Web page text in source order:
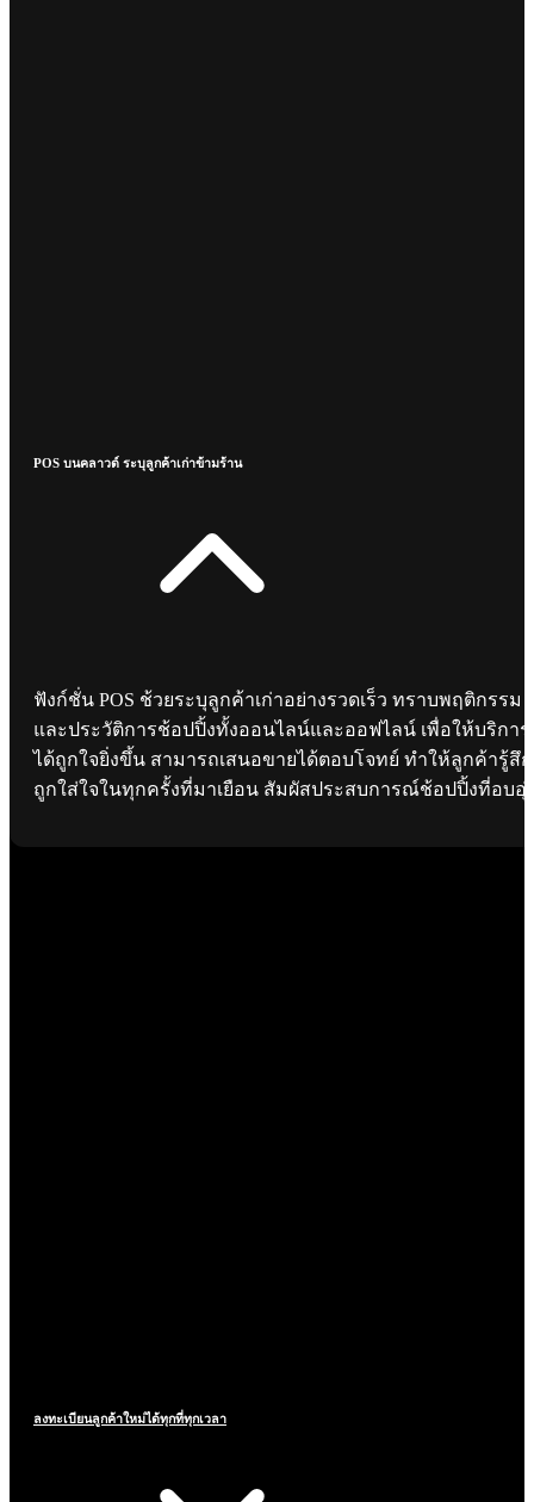
POS บนคลาวด์ ระบุลูกค้าเก่าข้ามร้าน
ฟังก์ชั่น POS ช้วยระบุลูกค้าเก่าอย่างรวดเร็ว ทราบพฤติกรรม
และประวัติการช้อปปิ้งทั้งออนไลน์และออฟไลน์ เพื่อให้บริการ
ได้ถูกใจยิ่งขึ้น สามารถเสนอขายได้ตอบโจทย์ ทำให้ลูกค้ารู้สึก
ถูกใส่ใจในทุกครั้งที่มาเยือน สัมผัสประสบการณ์ช้อปปิ้งที่อบอุ่
ลงทะเบียนลูกค้าใหม่ได้ทุกที่ทุกเวลา